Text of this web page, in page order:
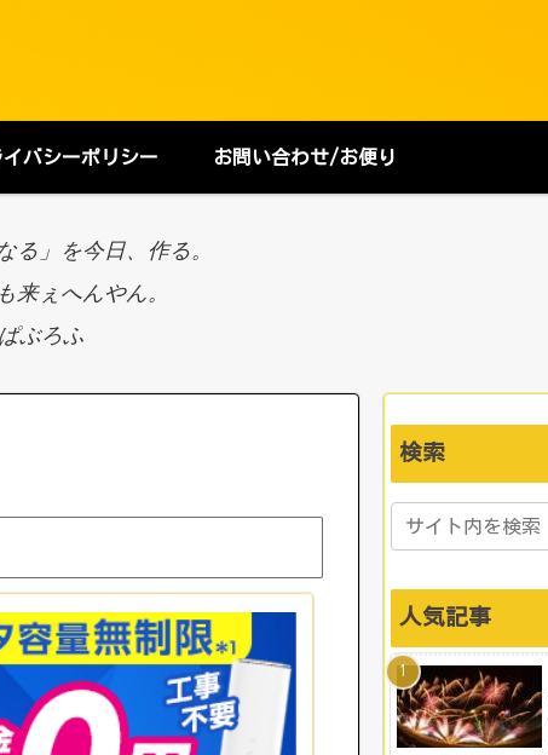
イバシーポリシー お問い合わせ/お便り
る」を今日、作る。
来ぇへんやん。
ぶろふ
検索
人気記事